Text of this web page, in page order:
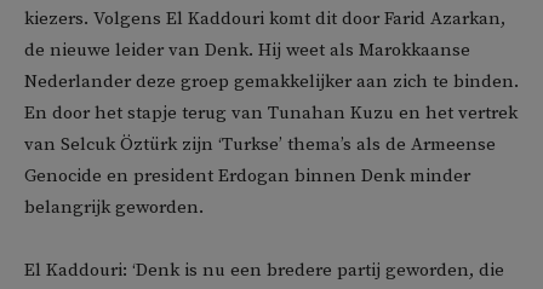
kiezers. Volgens El Kaddouri komt dit door Farid Azarkan,
de nieuwe leider van Denk. Hij weet als Marokkaanse
Nederlander deze groep gemakkelijker aan zich te binden.
En door het stapje terug van Tunahan Kuzu en het vertrek
van Selcuk Öztürk zijn ‘Turkse’ thema’s als de Armeense
Genocide en president Erdogan binnen Denk minder
belangrijk geworden.
El Kaddouri: ‘Denk is nu een bredere partij geworden, die